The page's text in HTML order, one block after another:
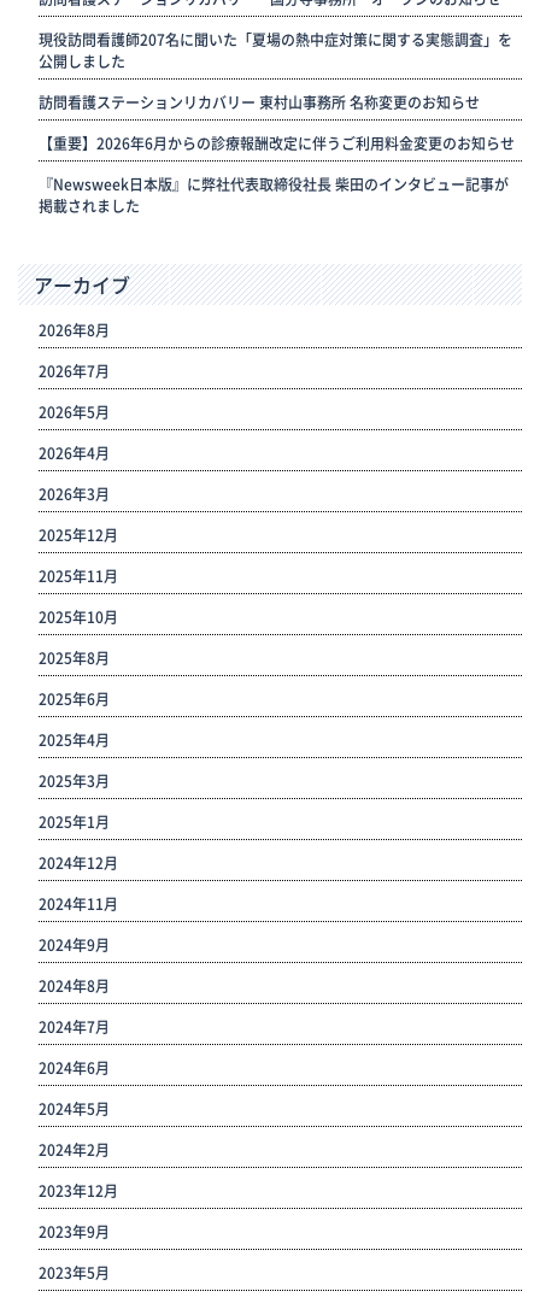
現役訪問看護師207名に聞いた「夏場の熱中症対策に関する実態調査」を
公開しました
訪問看護ステーションリカバリー 東村山事務所 名称変更のお知らせ
【重要】2026年6月からの診療報酬改定に伴うご利用料金変更のお知らせ
『Newsweek日本版』に弊社代表取締役社長 柴田のインタビュー記事が
掲載されました
アーカイブ
2026年8月
2026年7月
2026年5月
2026年4月
2026年3月
2025年12月
2025年11月
2025年10月
2025年8月
2025年6月
2025年4月
2025年3月
2025年1月
2024年12月
2024年11月
2024年9月
2024年8月
2024年7月
2024年6月
2024年5月
2024年2月
2023年12月
2023年9月
2023年5月